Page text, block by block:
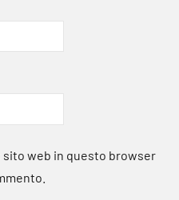
sito web in questo browser